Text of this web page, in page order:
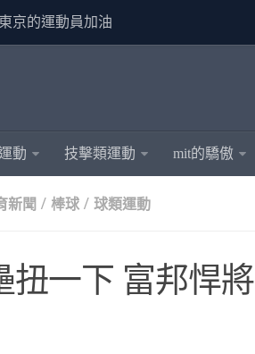
京的運動員加油
動 技擊類運動 mit的驕傲
新聞 / 棒球 / 球類運動
扭一下 富邦悍將